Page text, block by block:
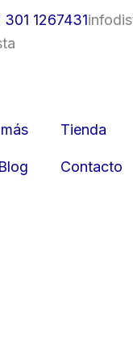
1267431
Tienda
Blog Contacto